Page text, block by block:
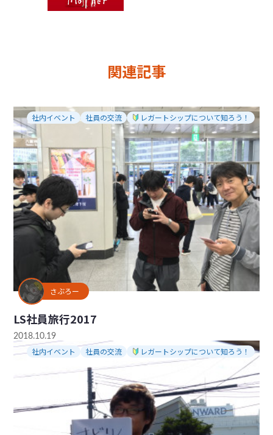
関連記事
社内イベント 社員の交流 レガートシップについて知ろう！
さぶろー
LS社員旅行2017
2018.10.19
社内イベント 社員の交流 レガートシップについて知ろう！